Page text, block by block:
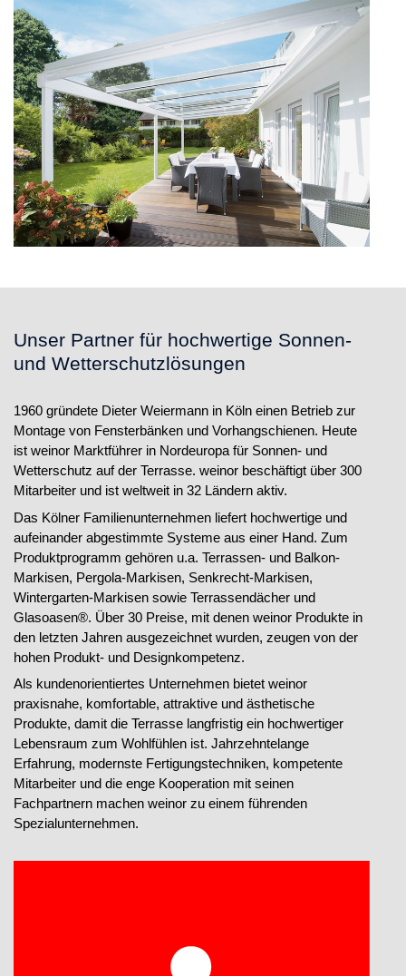
Unser Partner für hochwertige Sonnen-
und Wetterschutzlösungen
1960 gründete Dieter Weiermann in Köln einen Betrieb zur
Montage von Fensterbänken und Vorhangschienen. Heute
ist weinor Marktführer in Nordeuropa für Sonnen- und
Wetterschutz auf der Terrasse. weinor beschäftigt über 300
Mitarbeiter und ist weltweit in 32 Ländern aktiv.
Das Kölner Familienunternehmen liefert hochwertige und
aufeinander abgestimmte Systeme aus einer Hand. Zum
Produktprogramm gehören u.a. Terrassen- und Balkon-
Markisen, Pergola-Markisen, Senkrecht-Markisen,
Wintergarten-Markisen sowie Terrassendächer und
Glasoasen®. Über 30 Preise, mit denen weinor Produkte in
den letzten Jahren ausgezeichnet wurden, zeugen von der
hohen Produkt- und Designkompetenz.
Als kundenorientiertes Unternehmen bietet weinor
praxisnahe, komfortable, attraktive und ästhetische
Produkte, damit die Terrasse langfristig ein hochwertiger
Lebensraum zum Wohlfühlen ist. Jahrzehntelange
Erfahrung, modernste Fertigungstechniken, kompetente
Mitarbeiter und die enge Kooperation mit seinen
Fachpartnern machen weinor zu einem führenden
Spezialunternehmen.